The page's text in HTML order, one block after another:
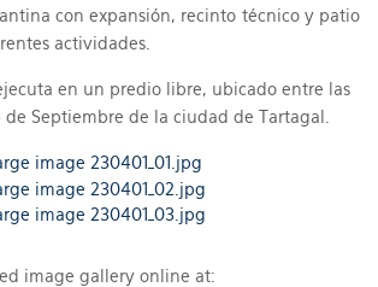
con expansión, recinto técnico y patio
actividades.
en un predio libre, ubicado entre las
Septiembre de la ciudad de Tartagal.
image gallery online at: